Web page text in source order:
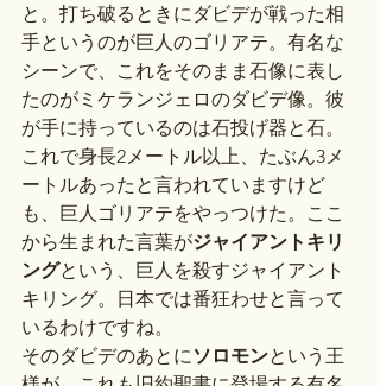
と。打ち破るときにダビデが戦った相
手というのが巨人のゴリアテ。有名な
シーンで、これをそのまま石像に表し
たのがミケランジェロのダビデ像。彼
が手に持っているのは石投げ器と石。
これで身長2メートル以上、たぶん3メ
ートルあったと言われていますけど
も、巨人ゴリアテをやっつけた。ここ
から生まれた言葉がジャイアントキリ
ングという、巨人を殺すジャイアント
キリング。日本では番狂わせと言って
いるわけですね。
そのダビデのあとにソロモンという王